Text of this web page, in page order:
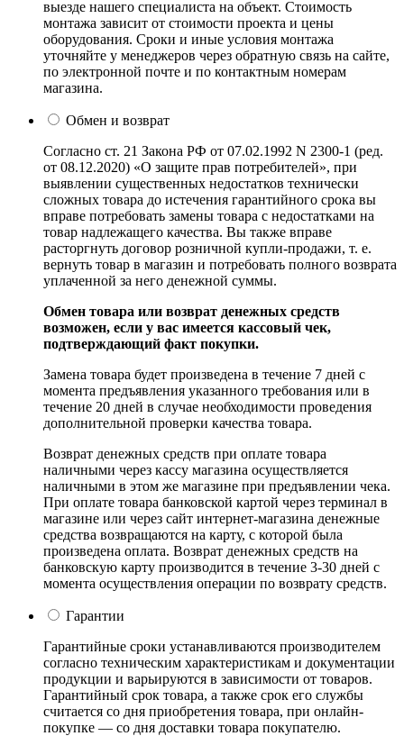
выезде нашего специалиста на объект. Стоимость
монтажа зависит от стоимости проекта и цены
оборудования. Сроки и иные условия монтажа
уточняйте у менеджеров через обратную связь на сайте,
по электронной почте и по контактным номерам
магазина.
Обмен и возврат
Согласно ст. 21 Закона РФ от 07.02.1992 N 2300-1 (ред.
от 08.12.2020) «О защите прав потребителей», при
выявлении существенных недостатков технически
сложных товара до истечения гарантийного срока вы
вправе потребовать замены товара с недостатками на
товар надлежащего качества. Вы также вправе
расторгнуть договор розничной купли-продажи, т. е.
вернуть товар в магазин и потребовать полного возврата
уплаченной за него денежной суммы.
Обмен товара или возврат денежных средств
возможен, если у вас имеется кассовый чек,
подтверждающий факт покупки.
Замена товара будет произведена в течение 7 дней с
момента предъявления указанного требования или в
течение 20 дней в случае необходимости проведения
дополнительной проверки качества товара.
Возврат денежных средств при оплате товара
наличными через кассу магазина осуществляется
наличными в этом же магазине при предъявлении чека.
При оплате товара банковской картой через терминал в
магазине или через сайт интернет-магазина денежные
средства возвращаются на карту, с которой была
произведена оплата. Возврат денежных средств на
банковскую карту производится в течение 3-30 дней с
момента осуществления операции по возврату средств.
Гарантии
Гарантийные сроки устанавливаются производителем
согласно техническим характеристикам и документации
продукции и варьируются в зависимости от товаров.
Гарантийный срок товара, а также срок его службы
считается со дня приобретения товара, при онлайн-
покупке — со дня доставки товара покупателю.